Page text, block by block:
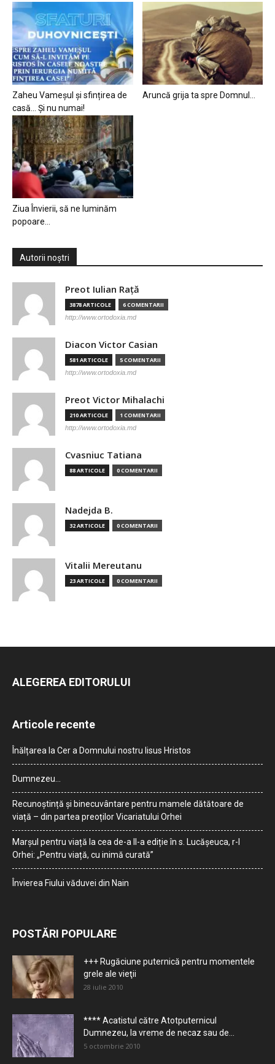
Zaheu Vameșul și sfințirea de
casă… Și nu numai!
Aruncă grija ta spre Domnul…
Ziua Învierii, să ne luminăm
popoare…
Autorii noștri
Preot Iulian Raţă
3878 ARTICOLE 6 COMENTARII
http://www.ortodoxia.md
Diacon Victor Casian
581 ARTICOLE 5 COMENTARII
http://www.ortodoxia.md
Preot Victor Mihalachi
210 ARTICOLE 1 COMENTARII
http://www.ortodoxia.md
Cvasniuc Tatiana
88 ARTICOLE 0 COMENTARII
Nadejda B.
32 ARTICOLE 0 COMENTARII
Vitalii Mereutanu
23 ARTICOLE 0 COMENTARII
ALEGEREA EDITORULUI
Articole recente
Înălțarea la Cer a Domnului nostru Iisus Hristos
Dumnezeu…
Recunoștință și binecuvântare pentru mamele dătătoare de
viață – din partea preoților Vicariatului Orhei
Marșul pentru viață la cea de-a II-a ediție în s. Lucășeuca, r-l
Orhei: „Pentru viață, cu inimă curată”
Învierea Fiului văduvei din Nain
POSTĂRI POPULARE
+++ Rugăciune puternică pentru momentele
grele ale vieţii
28 iulie 2010
**** Acatistul către Atotputernicul
Dumnezeu, la vreme de necaz sau de...
5 octombrie 2010